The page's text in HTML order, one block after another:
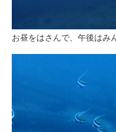
お昼をはさんで、午後はみ